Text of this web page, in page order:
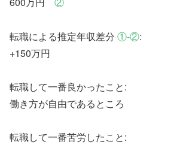
転職による推定年収差分 ①-②:
+150万円
転職して一番良かったこと:
働き方が自由であるところ
転職して一番苦労したこと: